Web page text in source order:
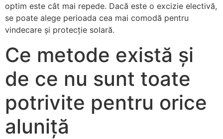
optim este cât mai repede. Dacă este o excizie electivă,
se poate alege perioada cea mai comodă pentru
vindecare și protecție solară.
Ce metode există și
de ce nu sunt toate
potrivite pentru orice
aluniță